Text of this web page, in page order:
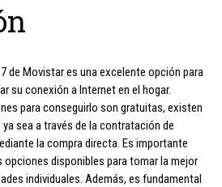
de Movistar es una excelente opción para
su conexión a Internet en el hogar.
para conseguirlo son gratuitas, existen
sea a través de la contratación de
la compra directa. Es importante
opciones disponibles para tomar la mejor
individuales. Además, es fundamental